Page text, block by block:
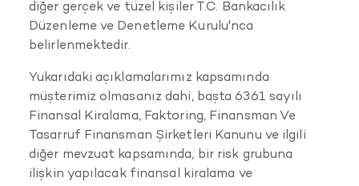
diğer gerçek ve tüzel kişiler T.C. Bankacılık
Düzenleme ve Denetleme Kurulu'nca
belirlenmektedir.
Yukarıdaki açıklamalarımız kapsamında
müşterimiz olmasanız dahi, başta 6361 sayılı
Finansal Kiralama, Faktoring, Finansman Ve
Tasarruf Finansman Şirketleri Kanunu ve ilgili
diğer mevzuat kapsamında, bir risk grubuna
ilişkin yapılacak finansal kiralama ve